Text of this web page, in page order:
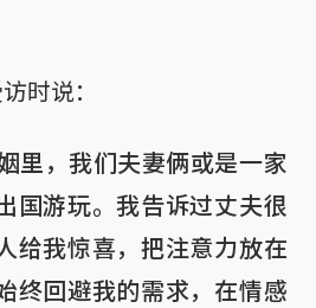
时说：
里，我们夫妻俩或是一家
国游玩。我告诉过丈夫很
给我惊喜，把注意力放在
终回避我的需求，在情感